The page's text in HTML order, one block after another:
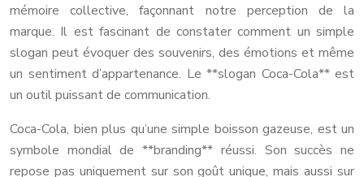
mémoire collective, façonnant notre perception de la
marque. Il est fascinant de constater comment un simple
slogan peut évoquer des souvenirs, des émotions et même
un sentiment d’appartenance. Le **slogan Coca-Cola** est
un outil puissant de communication.
Coca-Cola, bien plus qu’une simple boisson gazeuse, est un
symbole mondial de **branding** réussi. Son succès ne
repose pas uniquement sur son goût unique, mais aussi sur